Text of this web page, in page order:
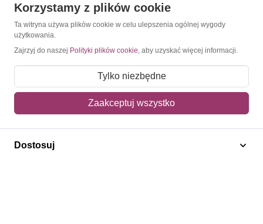
O Znaczkopol.pl
O nas
Regulamin
Polityka prywatności
Korzystamy z plików cookie
Ta witryna używa plików cookie w celu ulepszenia ogólnej wygody
użytkowania.
Zajrzyj do naszej Polityki plików cookie, aby uzyskać więcej informacji.
Tylko niezbędne
Zaakceptuj wszystko
Dostosuj